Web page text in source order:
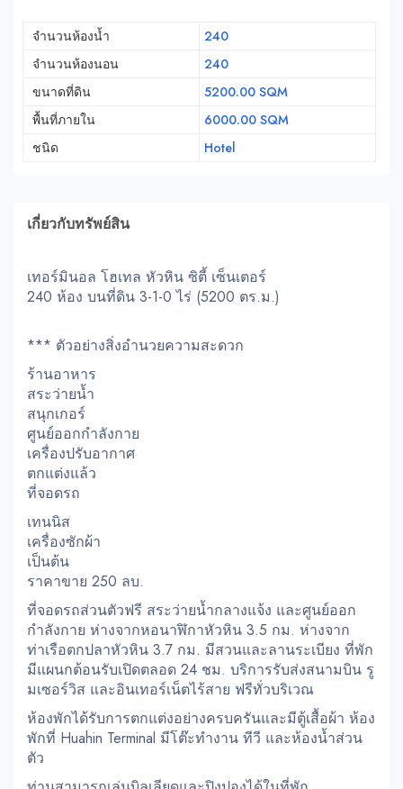
จำนวนห้องน้ำ
240
จำนวนห้องนอน
240
ขนาดที่ดิน
5200.00 SQM
พื้นที่ภายใน
6000.00 SQM
ชนิด
Hotel
เกี่ยวกับทรัพย์สิน
เทอร์มินอล โฮเทล หัวหิน ซิตี้ เซ็นเตอร์
240 ห้อง บนที่ดิน 3-1-0 ไร่ (5200 ตร.ม.)
*** ตัวอย่างสิ่งอำนวยความสะดวก
ร้านอาหาร
สระว่ายน้ำ
สนุกเกอร์
ศูนย์ออกกำลังกาย
เครื่องปรับอากาศ
ตกแต่งแล้ว
ที่จอดรถ
เทนนิส
เครื่องซักผ้า
เป็นต้น
ราคาขาย 250 ลบ.
ที่จอดรถส่วนตัวฟรี สระว่ายน้ำกลางแจ้ง และศูนย์ออก
กำลังกาย ห่างจากหอนาฬิกาหัวหิน 3.5 กม. ห่างจาก
ท่าเรือตกปลาหัวหิน 3.7 กม. มีสวนและลานระเบียง ที่พัก
มีแผนกต้อนรับเปิดตลอด 24 ชม. บริการรับส่งสนามบิน รู
มเซอร์วิส และอินเทอร์เน็ตไร้สาย ฟรีทั่วบริเวณ
ห้องพักได้รับการตกแต่งอย่างครบครันและมีตู้เสื้อผ้า ห้อง
พักที่ Huahin Terminal มีโต๊ะทำงาน ทีวี และห้องน้ำส่วน
ตัว